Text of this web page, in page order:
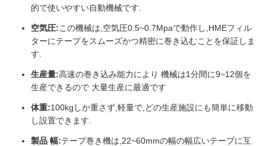
的で使いやすい自動機械です.
空気圧:この機械は,空気圧0.5~0.7Mpaで動作し,HMEフィル
ターにテープをスムーズかつ精密に巻き込むことを保証しま
す.
生産量:高速の巻き込み能力により 機械は1分間に9~12個を
生産できるので 大量生産に最適です
体重:100kgしか重さず,軽量で,どの生産施設にも簡単に移動
し設置できます.
製品 幅:テープ巻き機は,22~60mmの幅の幅広いテープに互